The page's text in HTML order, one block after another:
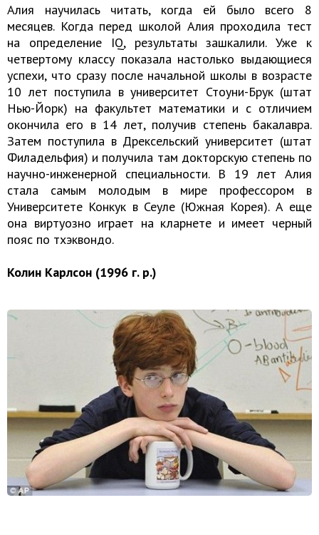
Алия научилась читать, когда ей было всего 8
месяцев. Когда перед школой Алия проходила тест
на определение IQ, результаты зашкалили. Уже к
четвертому классу показала настолько выдающиеся
успехи, что сразу после начальной школы в возрасте
10 лет поступила в университет Стоуни-Брук (штат
Нью-Йорк) на факультет математики и с отличием
окончила его в 14 лет, получив степень бакалавра.
Затем поступила в Дрексельский университет (штат
Филадельфия) и получила там докторскую степень по
научно-инженерной специальности. В 19 лет Алия
стала самым молодым в мире профессором в
Университете Конкук в Сеуле (Южная Корея). А еще
она виртуозно играет на кларнете и имеет черный
пояс по тхэквондо.
Колин Карлсон (1996 г. р.)